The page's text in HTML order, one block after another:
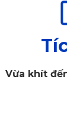
Vừa khít